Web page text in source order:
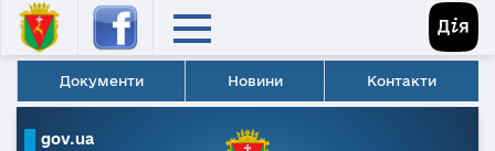
Документи Новини Контакти
gov.ua